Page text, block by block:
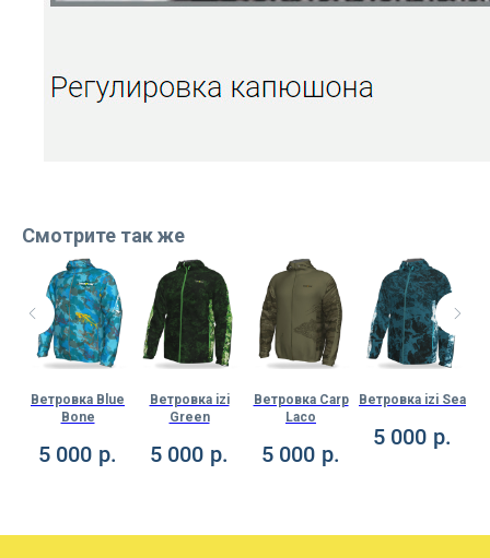
Смотрите так же
Ветровка Blue
Bone
5 000 р.
Ветровка izi
Green
5 000 р.
Ветровка Carp
Laco
5 000 р.
Ветровка izi Sea
5 000 р.